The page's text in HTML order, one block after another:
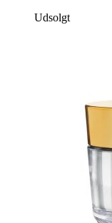
Udsolgt